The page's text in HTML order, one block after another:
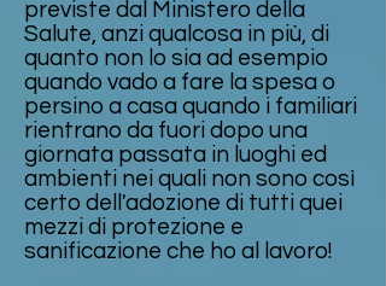
previste dal Ministero della
Salute, anzi qualcosa in più, di
quanto non lo sia ad esempio
quando vado a fare la spesa o
persino a casa quando i familiari
rientrano da fuori dopo una
giornata passata in luoghi ed
ambienti nei quali non sono così
certo dell'adozione di tutti quei
mezzi di protezione e
sanificazione che ho al lavoro!